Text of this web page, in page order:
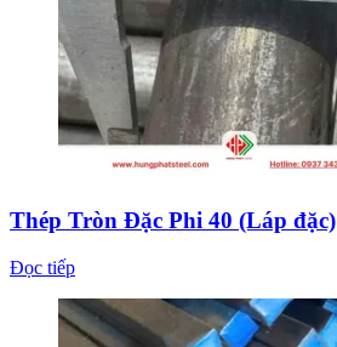
Thép Tròn Đặc Phi 40 (Láp đặc)
Đọc tiếp